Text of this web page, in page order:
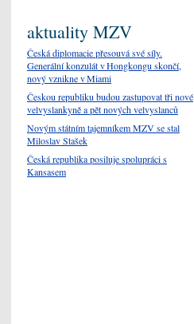
aktuality MZV
Česká diplomacie přesouvá své síly.
Generální konzulát v Hongkongu skončí,
nový vznikne v Miami
Českou republiku budou zastupovat tři nové
velvyslankyně a pět nových velvyslanců
Novým státním tajemníkem MZV se stal
Miloslav Stašek
Česká republika posiluje spolupráci s
Kansasem